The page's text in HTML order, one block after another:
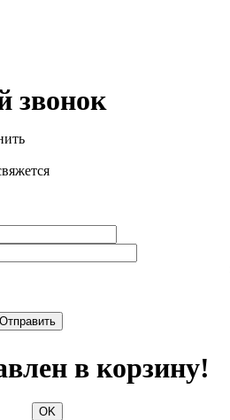
звонок
Отправить
в корзину!
OK